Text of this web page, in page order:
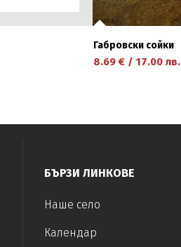
Габровски сойки
8.69 € / 17.00 лв.
БЪРЗИ ЛИНКОВЕ
Наше село
Календар